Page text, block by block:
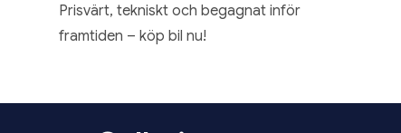
Prisvärt, tekniskt och begagnat inför
framtiden – köp bil nu!